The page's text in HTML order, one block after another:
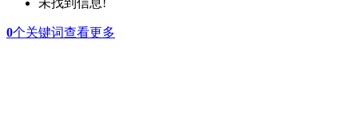
0个关键词查看更多